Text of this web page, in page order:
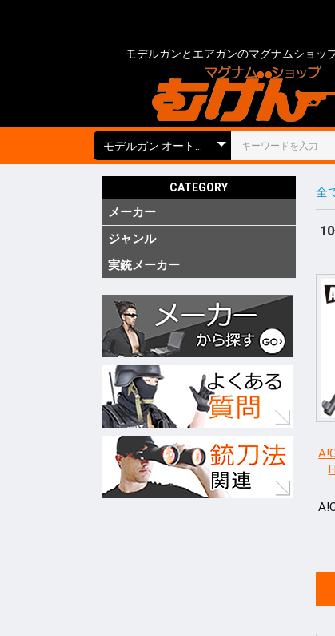
モデルガンとエアガンのマグナムショッ
CATEGORY
メーカー 国内
海外
実
ジャンル ガ
ガ
ガ
ガ
電
電
電
電
電
エ
エ
モ
モ
モ
金
キ
競
シ
海
海
海
キ
グ
グ
ガ
エ
電
モ
汎
ガ
エ
電
モ
グ
グ
外
内
デ
バ
電
ダ
モ
照
照
サ
ラ
ト
ホ
ホ
ホ
ポ
ケ
メ
消
工具
塗
汎
シ
ガ
プ
18
18
カ
そ
特
処
実銃メーカー
全